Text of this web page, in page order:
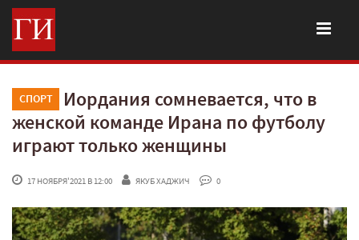
СПОРТ
Иордания сомневается, что в
женской команде Ирана по футболу
играют только женщины
17 НОЯБРЯ'2021 В 12:00 ЯКУБ ХАДЖИЧ 0